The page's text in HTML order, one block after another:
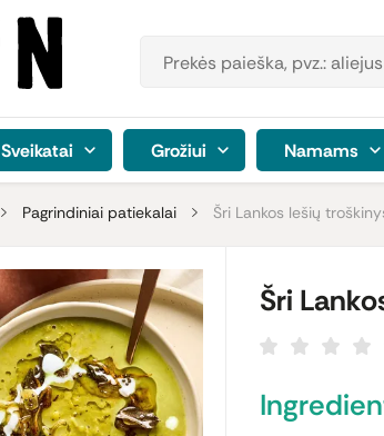
Sveikatai Grožiui Namams
Pagrindiniai patiekalai Šri Lankos lešių
Šri